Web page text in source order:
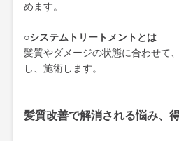
めます。
○システムトリートメントとは
髪質やダメージの状態に合わせて
し、施術します。
髪質改善で解消される悩み、